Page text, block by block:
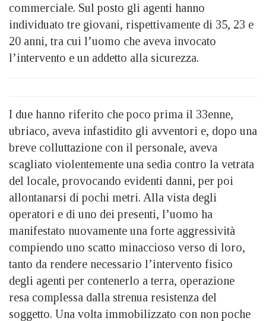
commerciale. Sul posto gli agenti hanno
individuato tre giovani, rispettivamente di 35, 23 e
20 anni, tra cui l’uomo che aveva invocato
l’intervento e un addetto alla sicurezza.
I due hanno riferito che poco prima il 33enne,
ubriaco, aveva infastidito gli avventori e, dopo una
breve colluttazione con il personale, aveva
scagliato violentemente una sedia contro la vetrata
del locale, provocando evidenti danni, per poi
allontanarsi di pochi metri. Alla vista degli
operatori e di uno dei presenti, l’uomo ha
manifestato nuovamente una forte aggressività
compiendo uno scatto minaccioso verso di loro,
tanto da rendere necessario l’intervento fisico
degli agenti per contenerlo a terra, operazione
resa complessa dalla strenua resistenza del
soggetto. Una volta immobilizzato con non poche